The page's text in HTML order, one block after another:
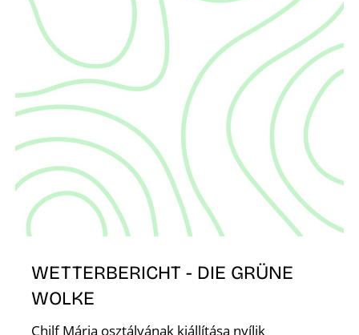
WETTERBERICHT - DIE GRÜNE
WOLKE
Chilf Mária osztályának kiállítása nyílik